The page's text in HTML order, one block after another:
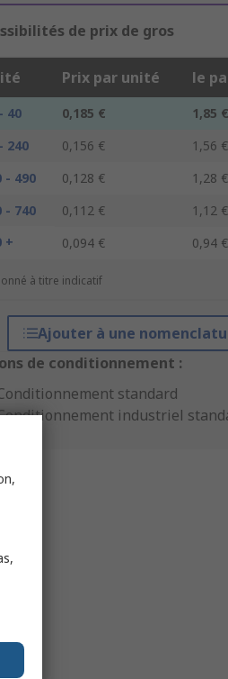
de prix de gros
Prix par unité le
40 0,185 €
1,85 €
240
0,156 €
1,56 €
- 490
0,128 €
1,28 €
- 740
0,112 €
1,12 €
+
0,094 € 0,94 €
à titre indicatif
Ajouter à une
de conditionnement :
standard
industriel